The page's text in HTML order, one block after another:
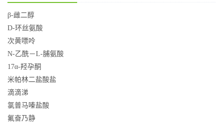
β-雌二醇
D-环丝氨酸
次黄嘌呤
N-乙酰－L-脯氨酸
17α-羟孕酮
米帕林二盐酸盐
滴滴涕
氯普马嗪盐酸
氟奋乃静